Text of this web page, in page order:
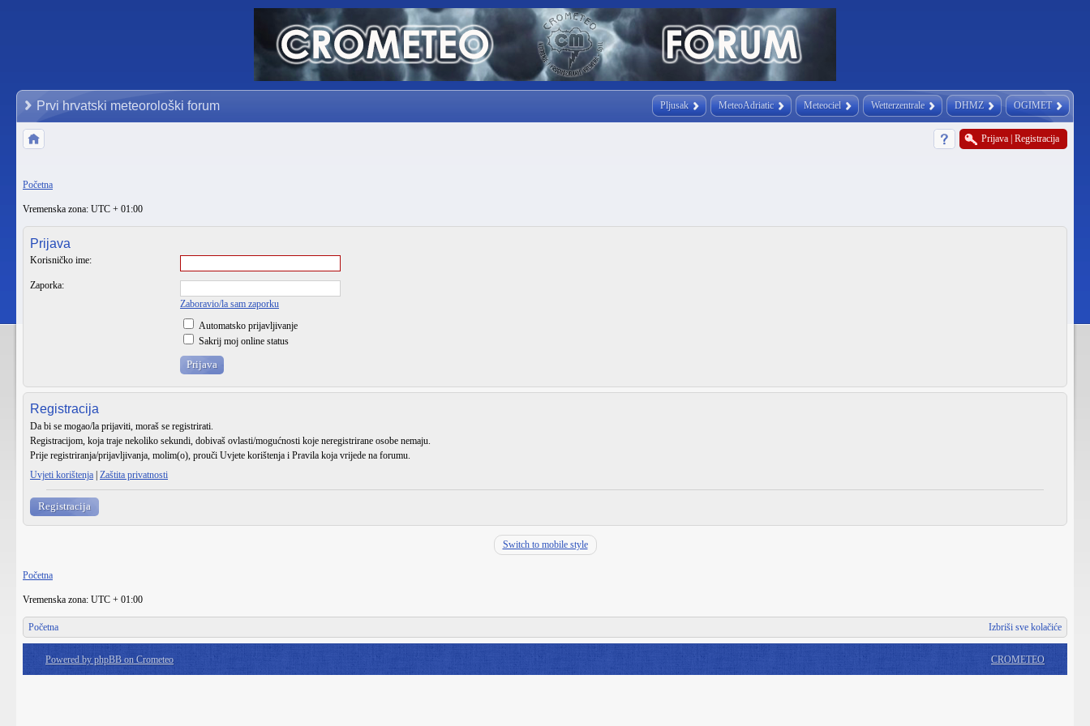
Pljusak MeteoAdriatic Meteociel Wetterzentrale DHMZ OGIMET
Prvi hrvatski meteorološki forum
Prijava Registracija
Početna
Vremenska zona: UTC + 01:00
Prijava
Korisničko ime:
Zaporka:
Zaboravio/la sam zaporku
Automatsko prijavljivanje
Sakrij moj online status
Registracija
Da bi se mogao/la prijaviti, moraš se registrirati.
Registracijom, koja traje nekoliko sekundi, dobivaš ovlasti/mogućnosti koje neregistrirane osobe nemaju.
Prije registriranja/prijavljivanja, molim(o), prouči Uvjete korištenja i Pravila koja vrijede na forumu.
Uvjeti korištenja Zaštita privatnosti
Registracija
Switch to mobile style
Početna
Vremenska zona: UTC + 01:00
Početna Izbriši sve kolačiće
Powered by phpBB on Crometeo CROMETEO